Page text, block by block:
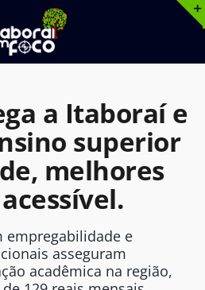
a Itaboraí e
superior
melhores
empregabilidade e
asseguram
acadêmica na região,